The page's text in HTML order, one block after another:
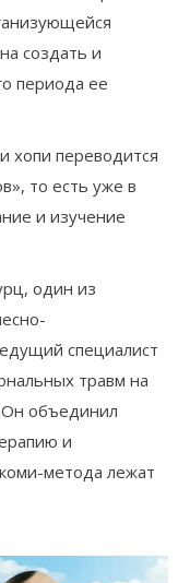
создать и
периода ее
хопи переводится
то есть уже в
и изучение
один из
специалист
травм на
Он объединил
и
метода лежат